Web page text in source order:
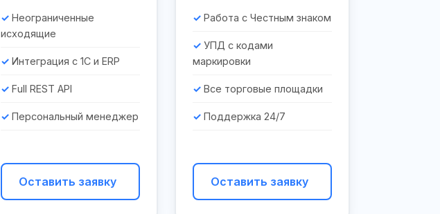
Неограниченные
исходящие
Интеграция с 1С и ERP
Full REST API
Персональный менеджер
Оставить заявку
Работа с Честным знаком
УПД с кодами
маркировки
Все торговые площадки
Поддержка 24/7
Оставить заявку